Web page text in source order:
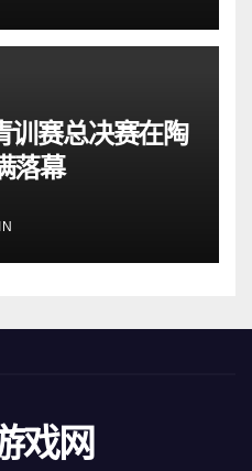
训赛总决赛在陶
落幕
戏网